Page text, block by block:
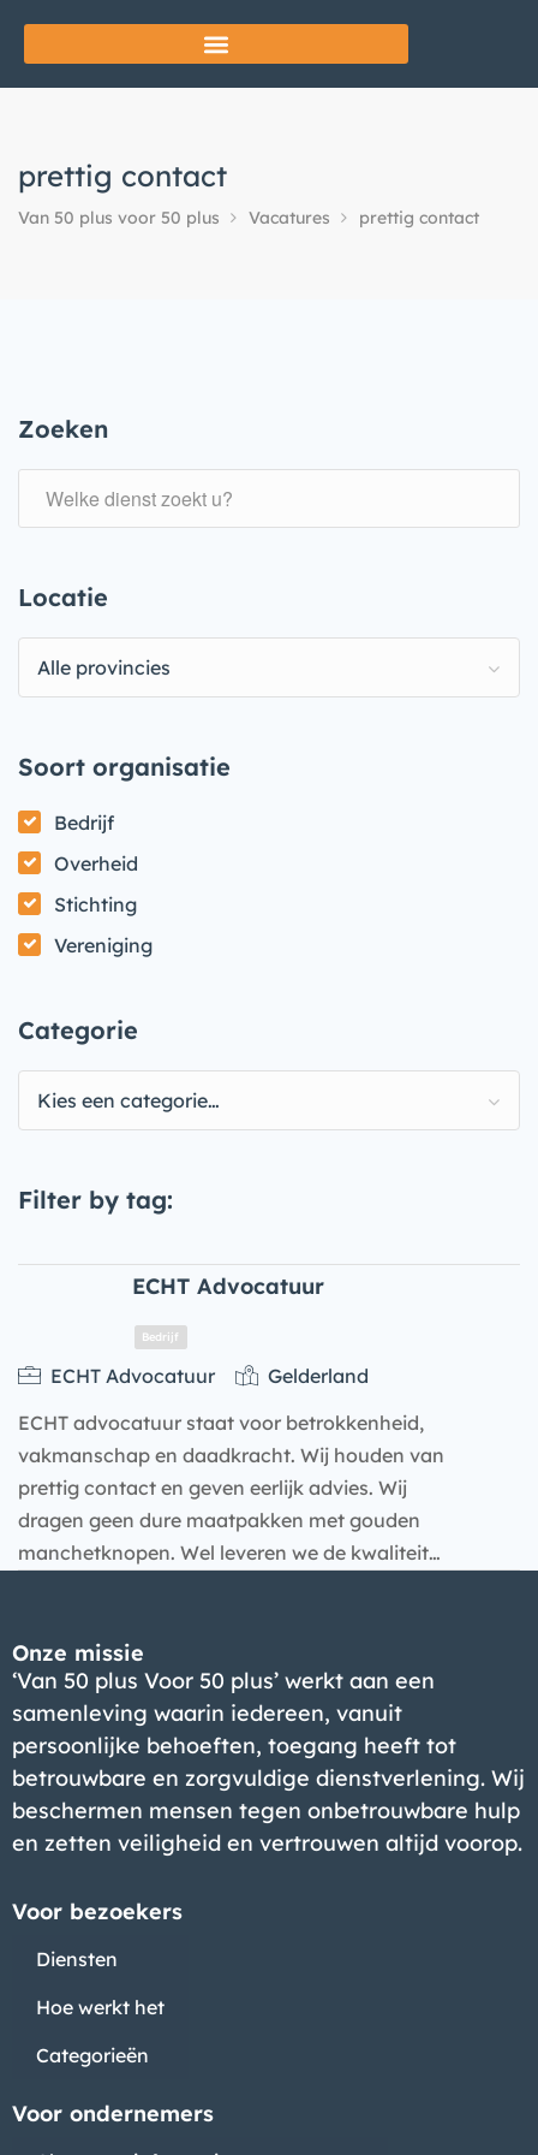
prettig contact
Van 50 plus voor 50 plus Vacatures prettig contact
Zoeken
Locatie
Alle provincies
Soort organisatie
Bedrijf
Overheid
Stichting
Vereniging
Categorie
Kies een categorie…
Filter by tag:
ECHT Advocatuur
Bedrijf
ECHT Advocatuur
Gelderland
ECHT advocatuur staat voor betrokkenheid,
vakmanschap en daadkracht. Wij houden van
prettig contact en geven eerlijk advies. Wij
dragen geen dure maatpakken met gouden
manchetknopen. Wel leveren we de kwaliteit…
Onze missie
‘Van 50 plus Voor 50 plus’ werkt aan een
samenleving waarin iedereen, vanuit
persoonlijke behoeften, toegang heeft tot
betrouwbare en zorgvuldige dienstverlening. Wij
beschermen mensen tegen onbetrouwbare hulp
en zetten veiligheid en vertrouwen altijd voorop.
Voor bezoekers
Diensten
Hoe werkt het
Categorieën
Voor ondernemers